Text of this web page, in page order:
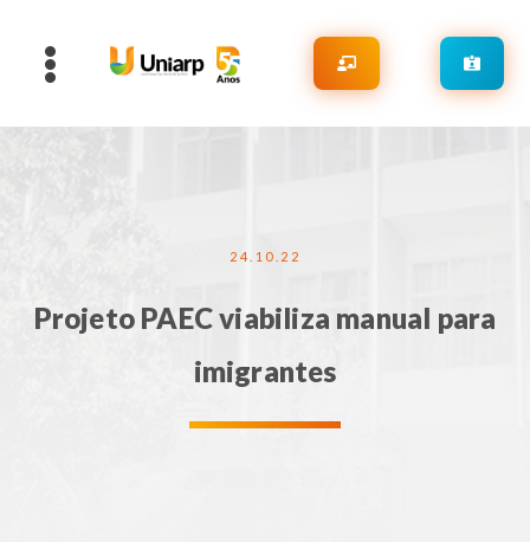
24.10.22
Projeto PAEC viabiliza manual para
imigrantes